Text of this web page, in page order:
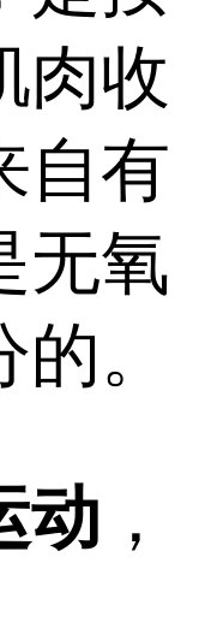
肉收
自有
无氧
。
动 ，